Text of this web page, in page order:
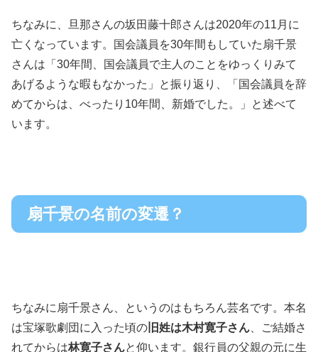
ちなみに、旦那さんの坂田藤十郎さんは2020年の11月に
亡くなっています。国会議員を30年間もしていた扇千景
さんは「30年間、国会議員で主人のことをゆっくりみて
あげるような暇もなかった」と振り返り、「国会議員を辞
めてからは、べったり10年間、新婚でした。」と述べて
います。
扇千景の名前の変遷？
ちなみに扇千景さん、というのはもちろん芸名です。本名
は宝塚歌劇団に入った頃の 旧姓は木村寛子さん、ご結婚さ
れてからは林寛子さんと仰います。銀行員の父親の元に生